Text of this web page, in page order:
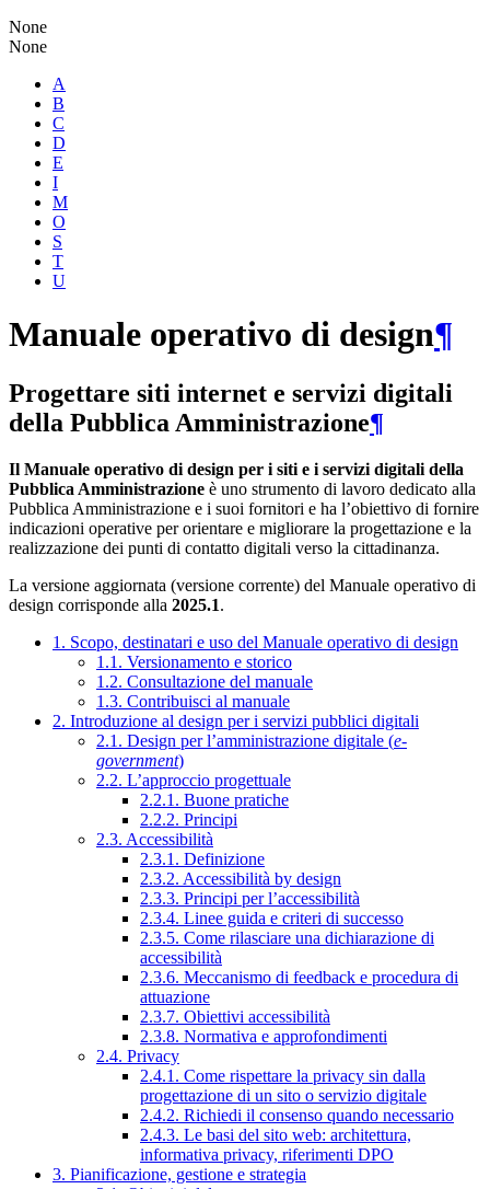
None
None
A
B
C
D
E
I
M
O
S
T
U
Manuale operativo di design¶
Progettare siti internet e servizi digitali
della Pubblica Amministrazione¶
Il Manuale operativo di design per i siti e i servizi digitali della
Pubblica Amministrazione è uno strumento di lavoro dedicato alla
Pubblica Amministrazione e i suoi fornitori e ha l’obiettivo di fornire
indicazioni operative per orientare e migliorare la progettazione e la
realizzazione dei punti di contatto digitali verso la cittadinanza.
La versione aggiornata (versione corrente) del Manuale operativo di
design corrisponde alla 2025.1.
1. Scopo, destinatari e uso del Manuale operativo di design
1.1. Versionamento e storico
1.2. Consultazione del manuale
1.3. Contribuisci al manuale
2. Introduzione al design per i servizi pubblici digitali
2.1. Design per l’amministrazione digitale (e-
government)
2.2. L’approccio progettuale
2.2.1. Buone pratiche
2.2.2. Principi
2.3. Accessibilità
2.3.1. Definizione
2.3.2. Accessibilità by design
2.3.3. Principi per l’accessibilità
2.3.4. Linee guida e criteri di successo
2.3.5. Come rilasciare una dichiarazione di
accessibilità
2.3.6. Meccanismo di feedback e procedura di
attuazione
2.3.7. Obiettivi accessibilità
2.3.8. Normativa e approfondimenti
2.4. Privacy
2.4.1. Come rispettare la privacy sin dalla
progettazione di un sito o servizio digitale
2.4.2. Richiedi il consenso quando necessario
2.4.3. Le basi del sito web: architettura,
informativa privacy, riferimenti DPO
3. Pianificazione, gestione e strategia